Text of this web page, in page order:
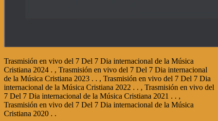
Trasmisión en vivo del 7 Del 7 Dia internacional de la Música
Cristiana 2024 . , Trasmisión en vivo del 7 Del 7 Dia internacional
de la Música Cristiana 2023 . . , Trasmisión en vivo del 7 Del 7 Dia
internacional de la Música Cristiana 2022 . . , Trasmisión en vivo del
7 Del 7 Dia internacional de la Música Cristiana 2021 . . ,
Trasmisión en vivo del 7 Del 7 Dia internacional de la Música
Cristiana 2020 . .